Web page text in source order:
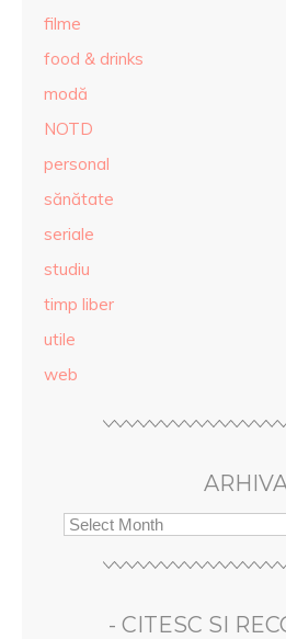
filme
food & drinks
modă
NOTD
personal
sănătate
seriale
studiu
timp liber
utile
web
- CITESC SI